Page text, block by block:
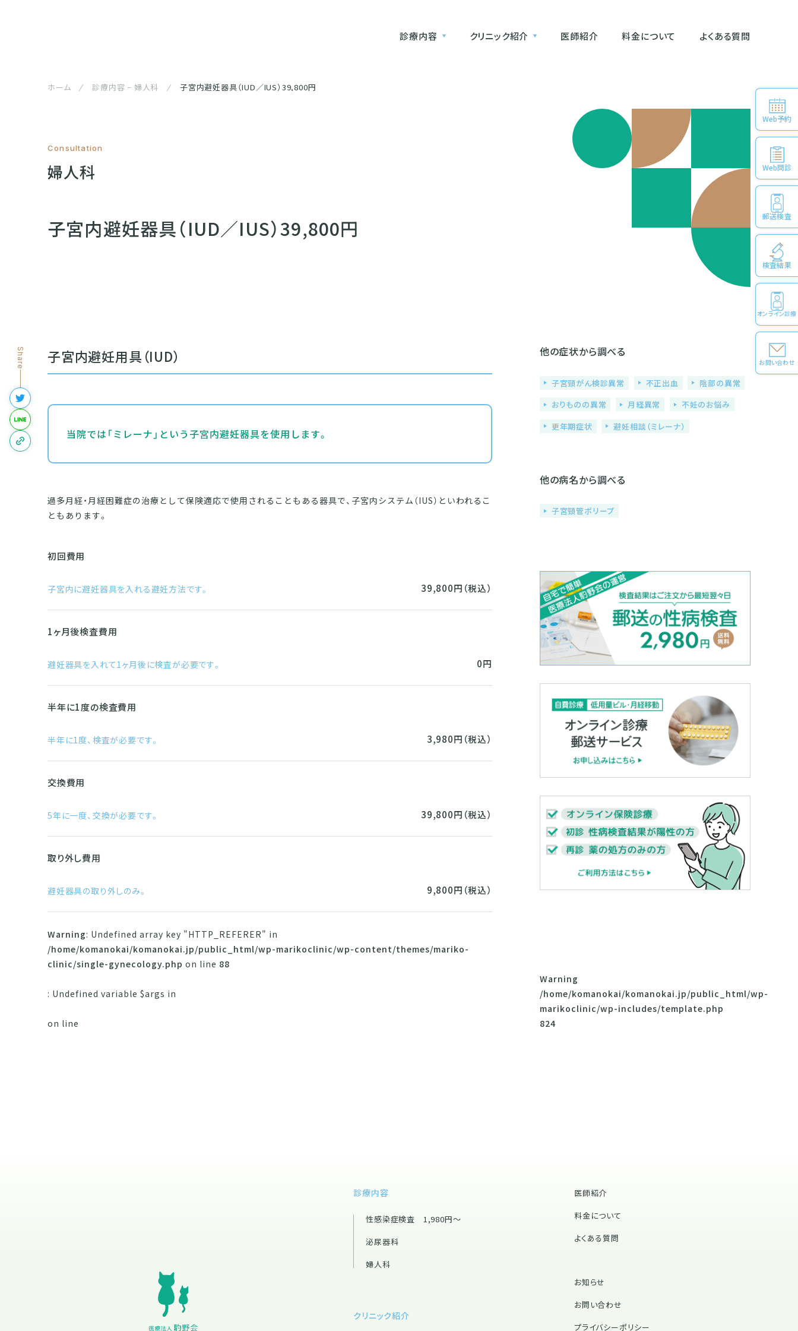
診療内容 クリニック紹介 医師紹介 料金について よくある質問
ホーム 診療内容 − 婦人科 子宮内避妊器具（IUD／IUS）39,800円
Consultation
婦人科
子宮内避妊器具（IUD／IUS）39,800円
子宮内避妊用具（IUD）
当院では「ミレーナ」という子宮内避妊器具を使用します。
過多月経・月経困難症の治療として保険適応で使用されることもある器具で、子宮内システム（IUS）といわれるこ
ともあります。
初回費用
子宮内に避妊器具を入れる避妊方法です。 39,800円（税込）
1ヶ月後検査費用
避妊器具を入れて1ヶ月後に検査が必要です。 0円
半年に1度の検査費用
半年に1度、検査が必要です。 3,980円（税込）
交換費用
5年に一度、交換が必要です。 39,800円（税込）
取り外し費用
避妊器具の取り外しのみ。 9,800円（税込）
Warning: Undefined array key "HTTP_REFERER" in
/home/komanokai/komanokai.jp/public_html/wp-marikoclinic/wp-content/themes/mariko-
clinic/single-gynecology.php on line 88
他の症状から調べる
子宮頸がん検診異常 不正出血
陰部の異常
おりものの異常
月経異常
不妊のお悩み
更年期症状
避妊相談（ミレーナ）
他の病名から調べる
子宮頸管ポリープ
Warning
: Undefined variable $args in
/home/komanokai/komanokai.jp/public_html/wp-
marikoclinic/wp-includes/template.php
on line
824
診療内容
性感染症検査 1,980円～
泌尿器科
婦人科
クリニック紹介
医師紹介
料金について
よくある質問
お知らせ
お問い合わせ
プライバシーポリシー
Web予約
Web問診
郵送検査
検査結果
オンライン診療
お問い合わせ